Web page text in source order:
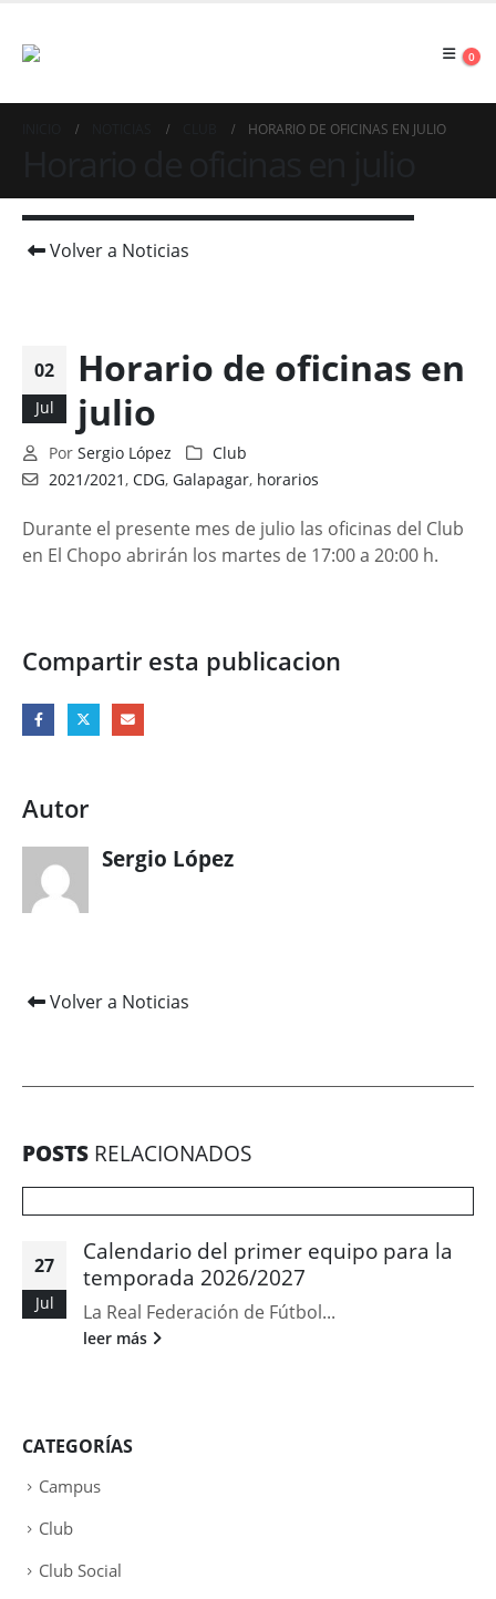
0
HORARIO DE OFICINAS EN JULIO
Volver a Noticias
02
Jul
Horario de oficinas en
julio
Por Sergio López
Club
2021/2021,CDG,Galapagar, horarios
Durante el presente mes de julio las oficinas del Club
en El Chopo abrirán los martes de 17:00 a 20:00 h.
Compartir esta publicacion
Autor
Sergio López
Volver a Noticias
POSTS RELACIONADOS
27
Jul
Calendario del primer equipo para la
temporada 2026/2027
La Real Federación de Fútbol...
leer más
CATEGORÍAS
Campus
Club
Club Social